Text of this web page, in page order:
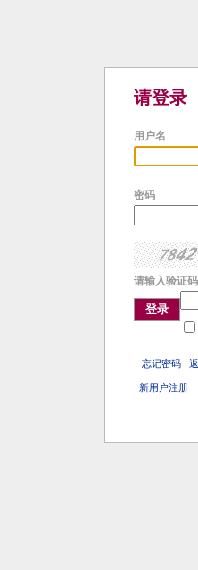
请登录
用户名
密码
请输入验证
登录
忘记密码
新用户注册